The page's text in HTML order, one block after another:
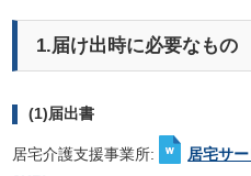
1.届け出時に必要なもの
(1)届出書
居宅介護支援事業所: 居宅サ